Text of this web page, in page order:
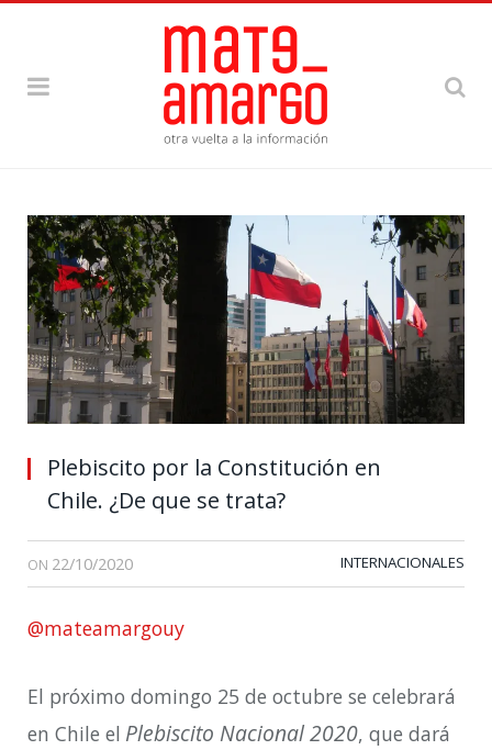
Plebiscito por la Constitución en
Chile. ¿De que se trata?
ON 22/10/2020 INTERNACIONALES
@mateamargouy
El próximo domingo 25 de octubre se celebrará
en Chile el Plebiscito Nacional 2020, que dará